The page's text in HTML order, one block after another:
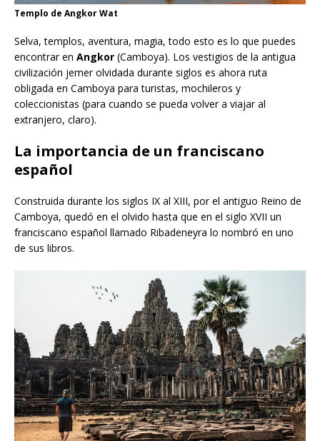
Templo de Angkor Wat
Selva, templos, aventura, magia, todo esto es lo que puedes
encontrar en Angkor (Camboya). Los vestigios de la antigua
civilización jemer olvidada durante siglos es ahora ruta
obligada en Camboya para turistas, mochileros y
coleccionistas (para cuando se pueda volver a viajar al
extranjero, claro).
La importancia de un franciscano
español
Construida durante los siglos IX al XIII, por el antiguo Reino de
Camboya, quedó en el olvido hasta que en el siglo XVII un
franciscano español llamado Ribadeneyra lo nombró en uno
de sus libros.